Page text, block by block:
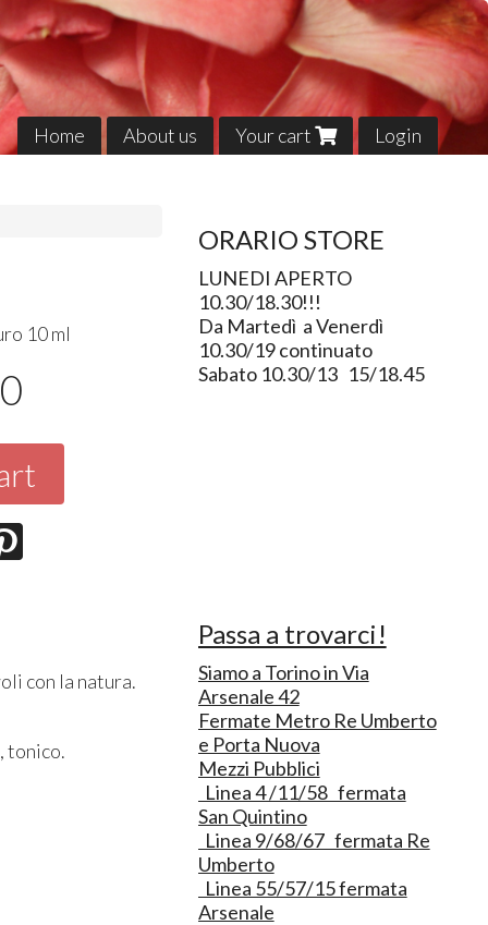
Home About us Your cart Login
10 ml
con la natura.
tonico.
ORARIO STORE
LUNEDI APERTO
10.30/18.30!!!
Da Martedì a Venerdì
10.30/19 continuato
Sabato 10.30/13 15/18.45
Passa a trovarci!
Siamo a Torino in Via
Arsenale 42
Fermate Metro Re Umberto
e Porta Nuova
Mezzi Pubblici
Linea 4 /11/58 fermata
San Quintino
Linea 9/68/67 fermata Re
Umberto
Linea 55/57/15 fermata
Arsenale